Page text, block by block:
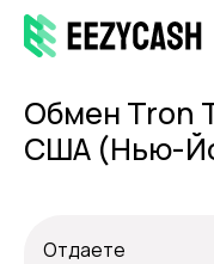
Обмен Tron
США (Нью-
Отдаете